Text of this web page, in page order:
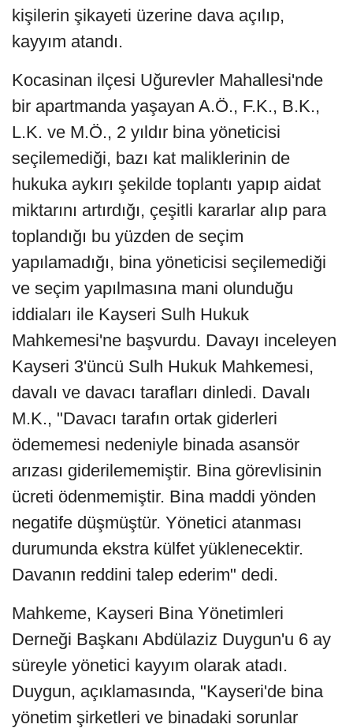
kişilerin şikayeti üzerine dava açılıp,
kayyım atandı.
Kocasinan ilçesi Uğurevler Mahallesi'nde
bir apartmanda yaşayan A.Ö., F.K., B.K.,
L.K. ve M.Ö., 2 yıldır bina yöneticisi
seçilemediği, bazı kat maliklerinin de
hukuka aykırı şekilde toplantı yapıp aidat
miktarını artırdığı, çeşitli kararlar alıp para
toplandığı bu yüzden de seçim
yapılamadığı, bina yöneticisi seçilemediği
ve seçim yapılmasına mani olunduğu
iddiaları ile Kayseri Sulh Hukuk
Mahkemesi'ne başvurdu. Davayı inceleyen
Kayseri 3'üncü Sulh Hukuk Mahkemesi,
davalı ve davacı tarafları dinledi. Davalı
M.K., "Davacı tarafın ortak giderleri
ödememesi nedeniyle binada asansör
arızası giderilememiştir. Bina görevlisinin
ücreti ödenmemiştir. Bina maddi yönden
negatife düşmüştür. Yönetici atanması
durumunda ekstra külfet yüklenecektir.
Davanın reddini talep ederim" dedi.
Mahkeme, Kayseri Bina Yönetimleri
Derneği Başkanı Abdülaziz Duygun'u 6 ay
süreyle yönetici kayyım olarak atadı.
Duygun, açıklamasında, "Kayseri'de bina
yönetim şirketleri ve binadaki sorunlar